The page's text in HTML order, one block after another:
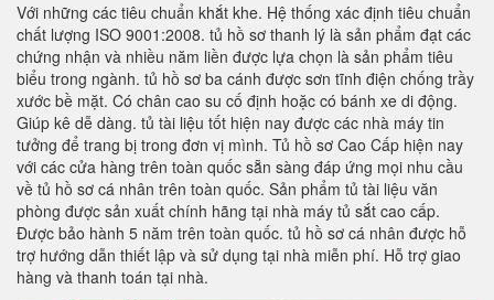
Với những các tiêu chuẩn khắt khe. Hệ thống xác định tiêu chuẩn
chất lượng ISO 9001:2008. tủ hồ sơ thanh lý là sản phẩm đạt các
chứng nhận và nhiều năm liền được lựa chọn là sản phẩm tiêu
biểu trong ngành. tủ hồ sơ ba cánh được sơn tĩnh điện chống trầy
xước bề mặt. Có chân cao su cố định hoặc có bánh xe di động.
Giúp kê dễ dàng. tủ tài liệu tốt hiện nay được các nhà máy tin
tưởng để trang bị trong đơn vị mình. Tủ hồ sơ Cao Cấp hiện nay
với các cửa hàng trên toàn quốc sẵn sàng đáp ứng mọi nhu cầu
về tủ hồ sơ cá nhân trên toàn quốc. Sản phẩm tủ tài liệu văn
phòng được sản xuất chính hãng tại nhà máy tủ sắt cao cấp.
Được bảo hành 5 năm trên toàn quốc. tủ hồ sơ cá nhân được hỗ
trợ hướng dẫn thiết lập và sử dụng tại nhà miễn phí. Hỗ trợ giao
hàng và thanh toán tại nhà.